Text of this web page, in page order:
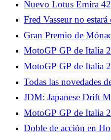
Nuevo Lotus Emira
potencia, menos peso,
Fred Vasseur no
médicos
Gran Premio de
recupera el liderazgo
MotoGP GP de Italia
quiere hacer brillar a
MotoGP GP de Italia
explica por qué su
Mugello
Todas las novedades
Astra y coproducción
programa
JDM: Japanese Drift
modo multijugador.
MotoGP GP de Italia
cauteloso antes de
Doble de acción en